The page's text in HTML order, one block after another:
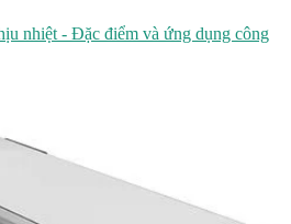
nhiệt - Đặc điểm và ứng dụng công